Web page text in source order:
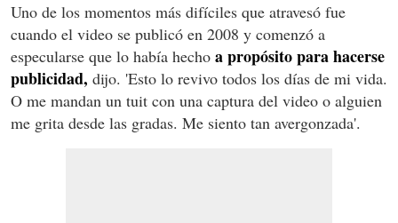
Uno de los momentos más difíciles que atravesó fue
cuando el video se publicó en 2008 y comenzó a
especularse que lo había hecho a propósito para hacerse
publicidad, dijo. 'Esto lo revivo todos los días de mi vida.
O me mandan un tuit con una captura del video o alguien
me grita desde las gradas. Me siento tan avergonzada'.